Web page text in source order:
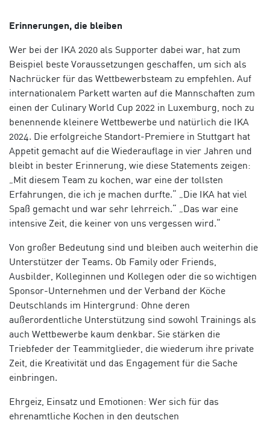
Erinnerungen, die bleiben
Wer bei der IKA 2020 als Supporter dabei war, hat zum
Beispiel beste Voraussetzungen geschaffen, um sich als
Nachrücker für das Wettbewerbsteam zu empfehlen. Auf
internationalem Parkett warten auf die Mannschaften zum
einen der Culinary World Cup 2022 in Luxemburg, noch zu
benennende kleinere Wettbewerbe und natürlich die IKA
2024. Die erfolgreiche Standort-Premiere in Stuttgart hat
Appetit gemacht auf die Wiederauflage in vier Jahren und
bleibt in bester Erinnerung, wie diese Statements zeigen:
„Mit diesem Team zu kochen, war eine der tollsten
Erfahrungen, die ich je machen durfte.“ „Die IKA hat viel
Spaß gemacht und war sehr lehrreich.“ „Das war eine
intensive Zeit, die keiner von uns vergessen wird.“
Von großer Bedeutung sind und bleiben auch weiterhin die
Unterstützer der Teams. Ob Family oder Friends,
Ausbilder, Kolleginnen und Kollegen oder die so wichtigen
Sponsor-Unternehmen und der Verband der Köche
Deutschlands im Hintergrund: Ohne deren
außerordentliche Unterstützung sind sowohl Trainings als
auch Wettbewerbe kaum denkbar. Sie stärken die
Triebfeder der Teammitglieder, die wiederum ihre private
Zeit, die Kreativität und das Engagement für die Sache
einbringen.
Ehrgeiz, Einsatz und Emotionen: Wer sich für das
ehrenamtliche Kochen in den deutschen